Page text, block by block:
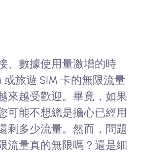
、數據使用量激增的時
或旅遊 SIM 卡的無限流量
來越受歡迎。畢竟，如果
可能不想總是擔心已經用
剩多少流量。然而，問題
流量真的無限嗎？還是細